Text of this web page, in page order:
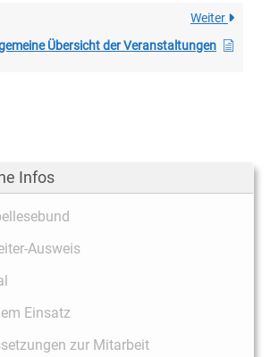
Infos
Ausweis
Einsatz
zur Mitarbeit
Weiter
Übersicht der Veranstaltungen